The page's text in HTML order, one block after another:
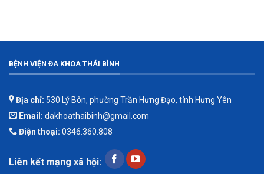
BỆNH VIỆN ĐA KHOA THÁI BÌNH
Địa chỉ: 530 Lý Bôn, phường Trần Hưng Đạo, tỉnh Hưng Yên
Email: dakhoathaibinh@gmail.com
Điện thoại: 0346.360.808
Liên kết mạng xã hội: